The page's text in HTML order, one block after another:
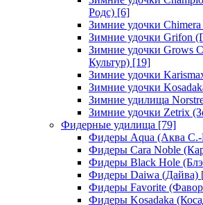
Родс) [6]
Зимние удочки
Зимние удочки Grifon
Зимние удочки Grows
Культур) [19]
Зимние удочки
Зимние удочки
Зимние удилища
Зимние удочки Zetrix
Фидерные удилища [79]
Фидеры Aqua (Аква
Фидеры Cara Noble
Фидеры Black Hole
Фидеры Daiwa (Дайва)
Фидеры Favorite
Фидеры Kosadaka